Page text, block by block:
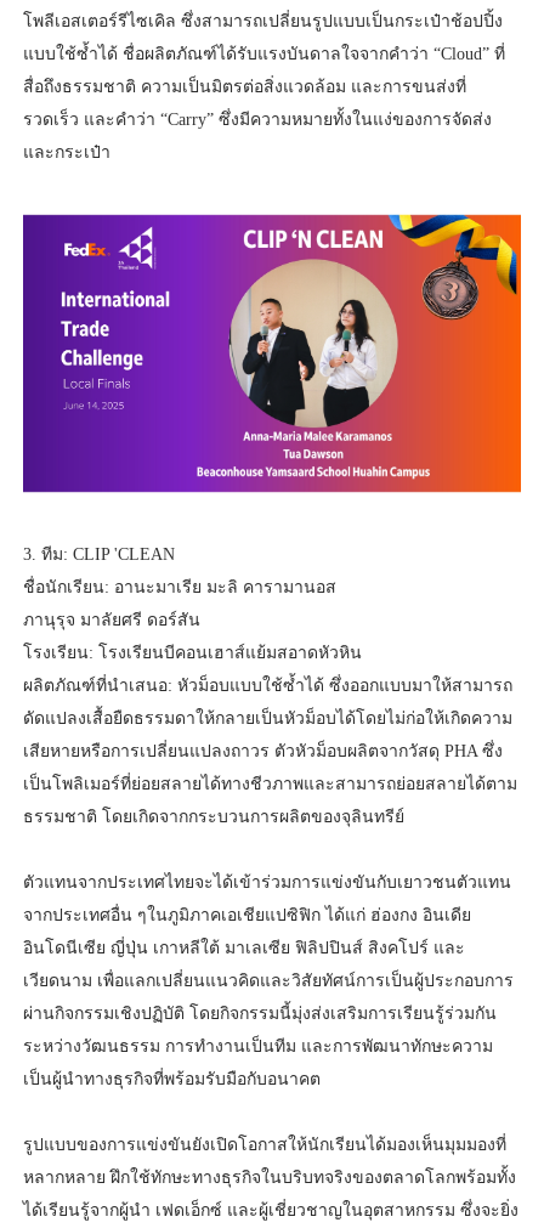
โพลีเอสเตอร์รีไซเคิล ซึ่งสามารถเปลี่ยนรูปแบบเป็นกระเป๋าช้อปปิ้ง
แบบใช้ซ้ำได้ ชื่อผลิตภัณฑ์ได้รับแรงบันดาลใจจากคำว่า “Cloud” ที่
สื่อถึงธรรมชาติ ความเป็นมิตรต่อสิ่งแวดล้อม และการขนส่งที่
รวดเร็ว และคำว่า “Carry” ซึ่งมีความหมายทั้งในแง่ของการจัดส่ง
และกระเป๋า
3. ทีม: CLIP 'CLEAN
ชื่อนักเรียน: อานะมาเรีย มะลิ คารามานอส
ภานุรุจ มาลัยศรี ดอร์สัน
โรงเรียน: โรงเรียนบีคอนเฮาส์แย้มสอาดหัวหิน
ผลิตภัณฑ์ที่นำเสนอ: หัวม็อบแบบใช้ซ้ำได้ ซึ่งออกแบบมาให้สามารถ
ดัดแปลงเสื้อยืดธรรมดาให้กลายเป็นหัวม็อบได้โดยไม่ก่อให้เกิดความ
เสียหายหรือการเปลี่ยนแปลงถาวร ตัวหัวม็อบผลิตจากวัสดุ PHA ซึ่ง
เป็นโพลิเมอร์ที่ย่อยสลายได้ทางชีวภาพและสามารถย่อยสลายได้ตาม
ธรรมชาติ โดยเกิดจากกระบวนการผลิตของจุลินทรีย์
ตัวแทนจากประเทศไทยจะได้เข้าร่วมการแข่งขันกับเยาวชนตัวแทน
จากประเทศอื่น ๆในภูมิภาคเอเชียแปซิฟิก ได้แก่ ฮ่องกง อินเดีย
อินโดนีเซีย ญี่ปุ่น เกาหลีใต้ มาเลเซีย ฟิลิปปินส์ สิงคโปร์ และ
เวียดนาม เพื่อแลกเปลี่ยนแนวคิดและวิสัยทัศน์การเป็นผู้ประกอบการ
ผ่านกิจกรรมเชิงปฏิบัติ โดยกิจกรรมนี้มุ่งส่งเสริมการเรียนรู้ร่วมกัน
ระหว่างวัฒนธรรม การทำงานเป็นทีม และการพัฒนาทักษะความ
เป็นผู้นำทางธุรกิจที่พร้อมรับมือกับอนาคต
รูปแบบของการแข่งขันยังเปิดโอกาสให้นักเรียนได้มองเห็นมุมมองที่
หลากหลาย ฝึกใช้ทักษะทางธุรกิจในบริบทจริงของตลาดโลกพร้อมทั้ง
ได้เรียนรู้จากผู้นำ เฟดเอ็กซ์ และผู้เชี่ยวชาญในอุตสาหกรรม ซึ่งจะยิ่ง